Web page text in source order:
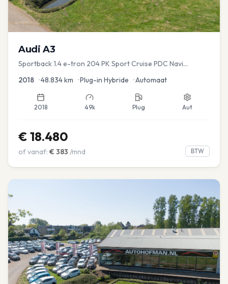
Audi A3
Sportback 1.4 e-tron 204 PK Sport Cruise PDC Navi
2018 •48.834km •Plug-in Hybride •Automaat
2018 49k Plug Aut
€ 18.480
of vanaf: € 383 /mnd BTW